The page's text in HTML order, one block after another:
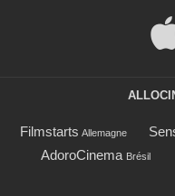
Filmstarts Allemagne
AdoroCinema Brésil